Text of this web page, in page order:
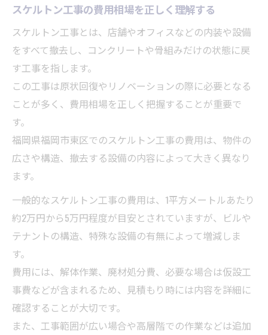
スケルトン工事の費用相場を正しく理解する
スケルトン工事とは、店舗やオフィスなどの内装や設備
をすべて撤去し、コンクリートや骨組みだけの状態に戻
す工事を指します。
この工事は原状回復やリノベーションの際に必要となる
ことが多く、費用相場を正しく把握することが重要で
す。
福岡県福岡市東区でのスケルトン工事の費用は、物件の
広さや構造、撤去する設備の内容によって大きく異なり
ます。
一般的なスケルトン工事の費用は、1平方メートルあたり
約2万円から5万円程度が目安とされていますが、ビルや
テナントの構造、特殊な設備の有無によって増減しま
す。
費用には、解体作業、廃材処分費、必要な場合は仮設工
事費などが含まれるため、見積もり時には内容を詳細に
確認することが大切です。
また、工事範囲が広い場合や高層階での作業などは追加